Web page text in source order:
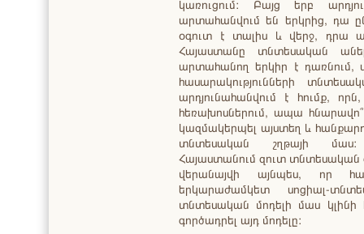
կառուցում: Բայց երբ
արտահանվում են երկրից, դա
օգուտ է տալիս և վերջ, դրա
Հայաստանը տնտեսական
արտահանող երկիր է դառնում,
հասարակությունների
արդյունահանվում է հումք,
հեռախոսներում, ապա
կազմակերպել այստեղ և
տնտեսական շղթայի մաս:
Հայաստանում զուտ տնտեսական
վերանայվի այնպես, որ
երկարաժամկետ սոցիալ-
տնտեսական մոդելի մաս կլինի
գործադրել այդ մոդելը: